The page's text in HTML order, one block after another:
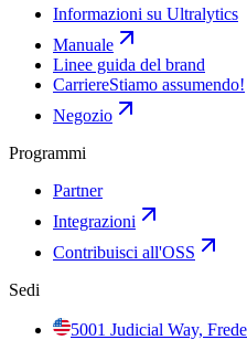
Informazioni su Ultralytics
Manuale
Linee guida del brand
CarriereStiamo assumendo!
Negozio
Programmi
Partner
Integrazioni
Contribuisci all'OSS
Sedi
5001 Judicial Way,